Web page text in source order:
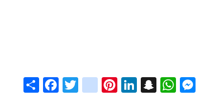
ShareFacebook
Twitter
instagram
Pinterest
LinkedIn
Snapchat